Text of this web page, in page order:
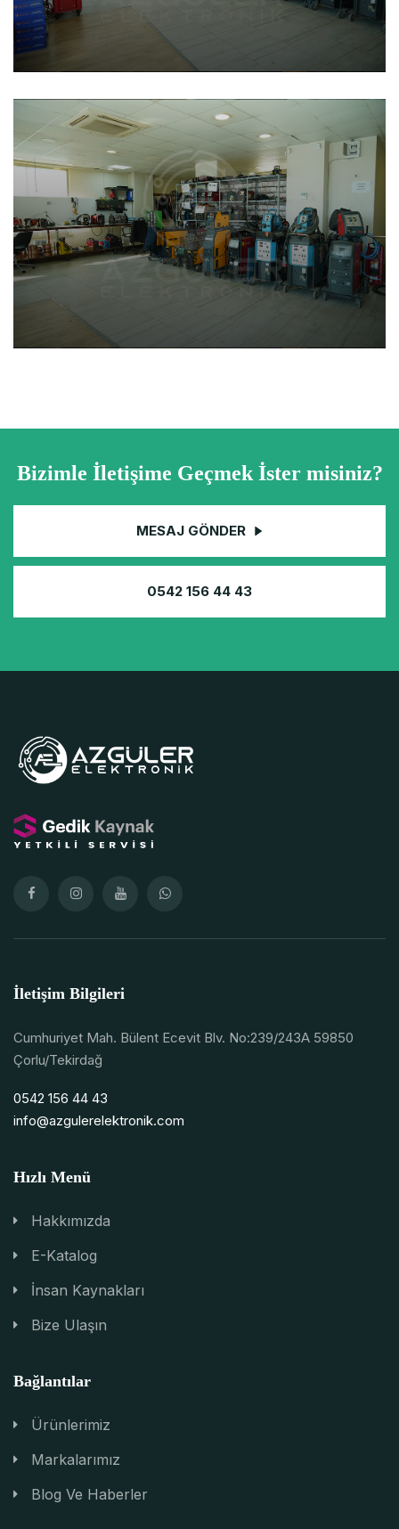
Bizimle İletişime Geçmek İster misiniz?
MESAJ GÖNDER
0542 156 44 43
İletişim Bilgileri
Cumhuriyet Mah. Bülent Ecevit Blv. No:239/243A 59850
Çorlu/Tekirdağ
0542 156 44 43
info@azgulerelektronik.com
Hızlı Menü
Hakkımızda
E-Katalog
İnsan Kaynakları
Bize Ulaşın
Bağlantılar
Ürünlerimiz
Markalarımız
Blog Ve Haberler